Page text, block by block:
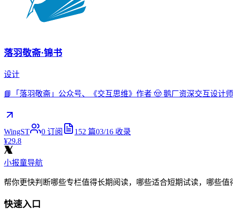
落羽敬斋·锦书
设计
📘「落羽敬斋」公众号、《交互思维》作者 🤠 鹅厂资深交互设
WingST 0 订阅 152 篇03/16 收录
¥29.8
小报童导航
帮你更快判断哪些专栏值得长期阅读，哪些适合短期试读，哪些值
快速入口